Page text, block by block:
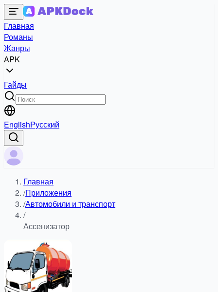
Главная
Романы
Жанры
APK
Гайды
EnglishРусский
Главная
/Приложения
/Автомобили и транспорт
/
Ассенизатор